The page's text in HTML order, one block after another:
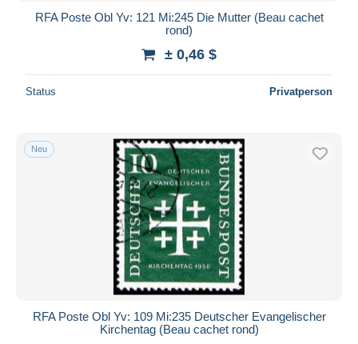
RFA Poste Obl Yv: 121 Mi:245 Die Mutter (Beau cachet
rond)
± 0,46 $
Status Privatperson
Neu
RFA Poste Obl Yv: 109 Mi:235 Deutscher Evangelischer
Kirchentag (Beau cachet rond)